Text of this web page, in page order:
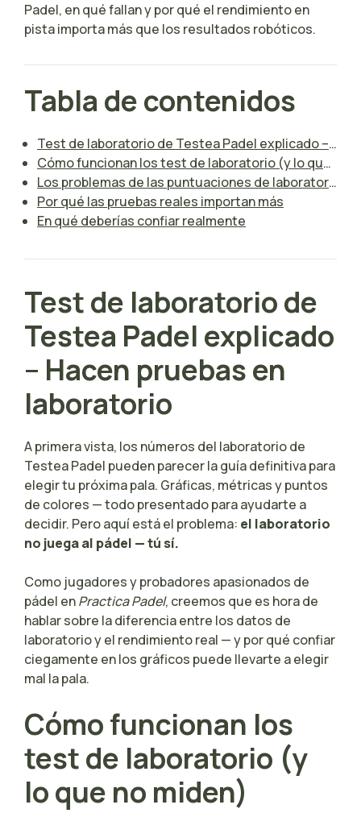
Padel, en qué fallan y por qué el rendimiento en
pista importa más que los resultados robóticos.
Tabla de contenidos
Test de laboratorio de Testea Padel explicado – Hacen pruebas en laboratorio
Cómo funcionan los test de laboratorio (y lo que no miden)
Los problemas de las puntuaciones de laboratorio
Por qué las pruebas reales importan más
En qué deberías confiar realmente
Test de laboratorio de
Testea Padel explicado
– Hacen pruebas en
laboratorio
A primera vista, los números del laboratorio de
Testea Padel pueden parecer la guía definitiva para
elegir tu próxima pala. Gráficas, métricas y puntos
de colores — todo presentado para ayudarte a
decidir. Pero aquí está el problema: el laboratorio
no juega al pádel — tú sí.
Como jugadores y probadores apasionados de
pádel enPractica Padel, creemos que es hora de
hablar sobre la diferencia entre los datos de
laboratorio y el rendimiento real — y por qué confiar
ciegamente en los gráficos puede llevarte a elegir
mal la pala.
Cómo funcionan los
test de laboratorio (y
lo que no miden)